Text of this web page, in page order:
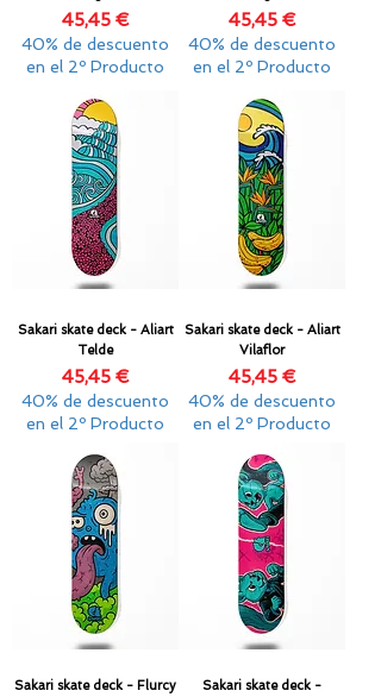
Precio
45,45 €
40% de descuento
en el 2º Producto
Precio
45,45 €
40% de descuento
en el 2º Producto
Sakari skate deck - Aliart
Telde
Precio
45,45 €
40% de descuento
en el 2º Producto
Sakari skate deck - Aliart
Vilaflor
Precio
45,45 €
40% de descuento
en el 2º Producto
Sakari skate deck - Flurcy
Sakari skate deck -